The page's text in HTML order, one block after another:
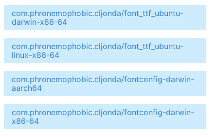
com.phronemophobic.cljonda/font_ttf_ubuntu-
darwin-x86-64
com.phronemophobic.cljonda/font_ttf_ubuntu-
linux-x86-64
com.phronemophobic.cljonda/fontconfig-darwin-
aarch64
com.phronemophobic.cljonda/fontconfig-darwin-
x86-64